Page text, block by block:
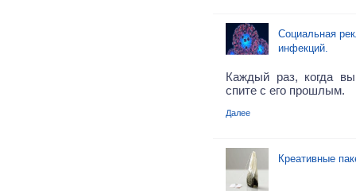
Социальная
инфекций.
Каждый раз, когда
спите с его прошлым.
Далее
Креативные